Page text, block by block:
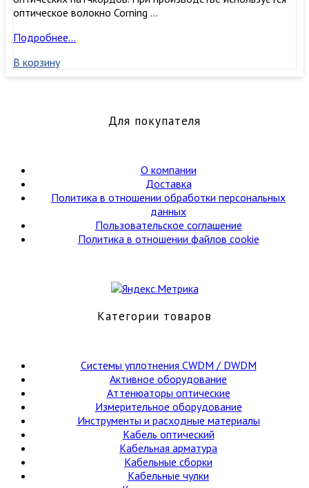
оптическое волокно Corning …
Патчкорд
LC/UPC-
ST/UPC
Подробнее…
В корзину
Для покупателя
О компании
Доставка
Политика в отношении обработки персональных
данных
Пользовательское соглашение
Политика в отношении файлов cookie
Категории товаров
Cистемы уплотнения CWDM / DWDM
Активное оборудование
Аттенюаторы оптические
Измерительное оборудование
Инструменты и расходные материалы
Кабель оптический
Кабельная арматура
Кабельные сборки
Кабельные чулки